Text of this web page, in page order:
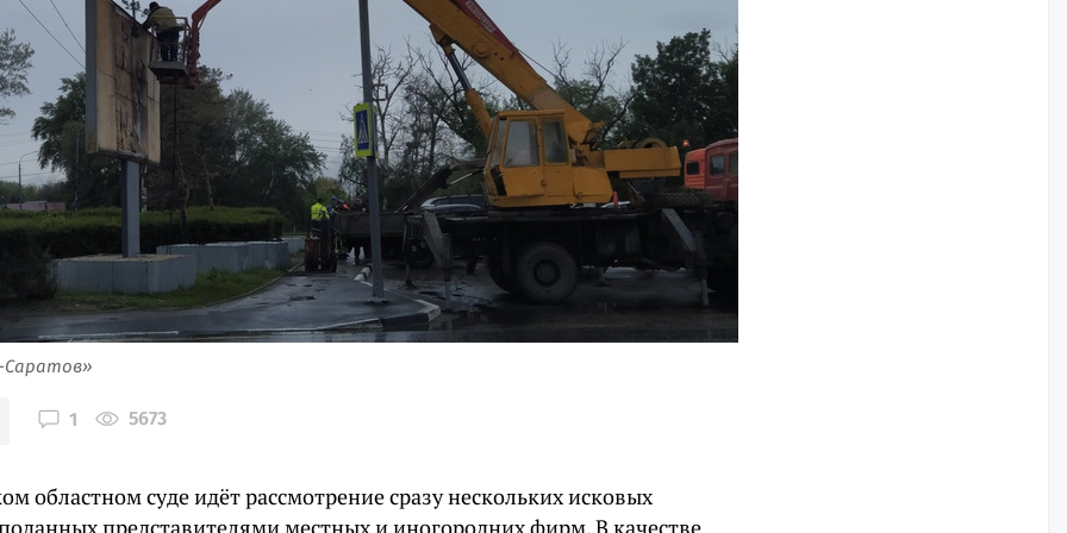
Саратов»
1 5673
областном суде идёт рассмотрение сразу нескольких исковых
представителями местных и иногородних фирм. В качестве